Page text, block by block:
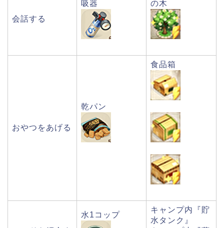
会話する
吸器
の木
おやつをあげる
乾パン
食品箱
水1コップ
キャンプ内『貯
水タンク』